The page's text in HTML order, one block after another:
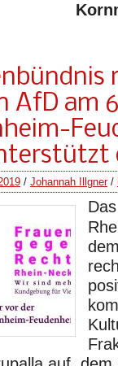
AfD am
/ Johannah Illgner/